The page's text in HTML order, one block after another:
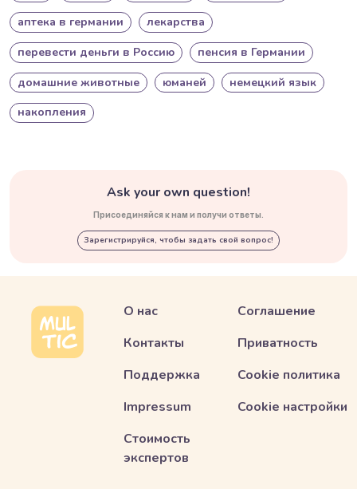
аптека в германии
лекарства
перевести деньги в Россию
пенсия в Германии
домашние животные
юманей
немецкий язык
накопления
Ask your own question!
Присоединяйся к нам и получи ответы.
Зарегистрируйся, чтобы задать свой вопрос!
О нас
Контакты
Поддержка
Impressum
Стоимость
экспертов
Соглашение
Приватность
Cookie политика
Cookie настройки